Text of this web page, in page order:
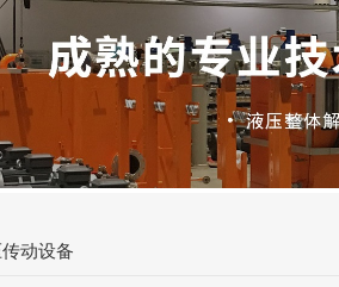
动设备